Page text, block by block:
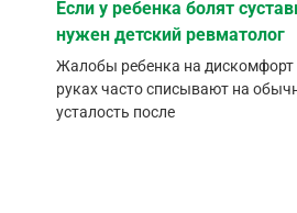
Если у ребенка болят
нужен детский ревматолог
Жалобы ребенка на дискомфорт
руках часто списывают на
усталость после